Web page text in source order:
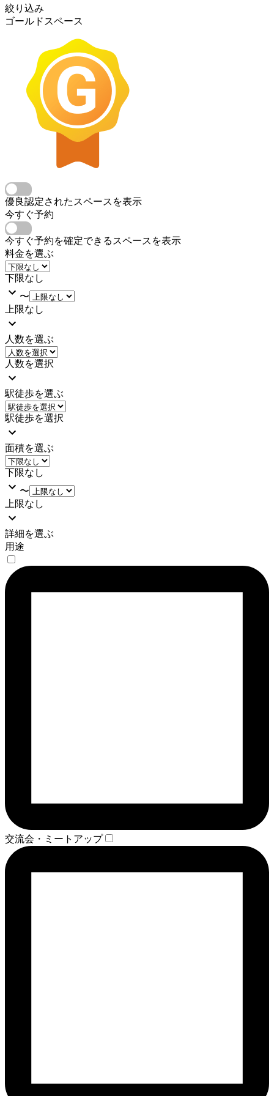
絞り込み
ゴールドスペース
優良認定されたスペースを表示
今すぐ予約
今すぐ予約を確定できるスペースを表示
料金を選ぶ
下限なし
〜
上限なし
人数を選ぶ
人数を選択
駅徒歩を選ぶ
駅徒歩を選択
面積を選ぶ
下限なし
〜
上限なし
詳細を選ぶ
用途
交流会・ミートアップ